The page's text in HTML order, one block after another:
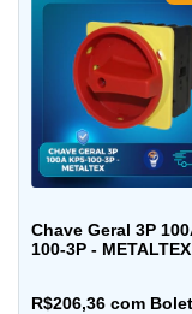
Chave Geral 3P
100-3P - METALTEX
R$206,36 com